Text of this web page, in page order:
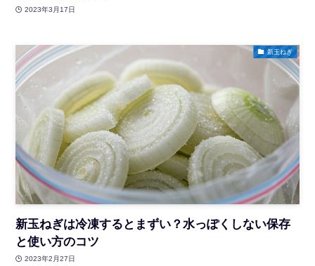
2023年3月17日
新玉ねぎ
新玉ねぎは冷凍するとまずい？水っぽくしない保存
と使い方のコツ
2023年2月27日